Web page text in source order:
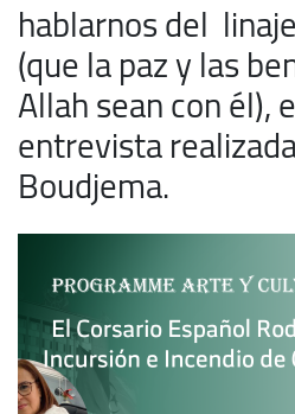
hablarnos del
(que la paz y las
Allah sean con él),
entrevista
Boudjema.